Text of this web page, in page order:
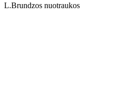
L.Brundzos nuotraukos